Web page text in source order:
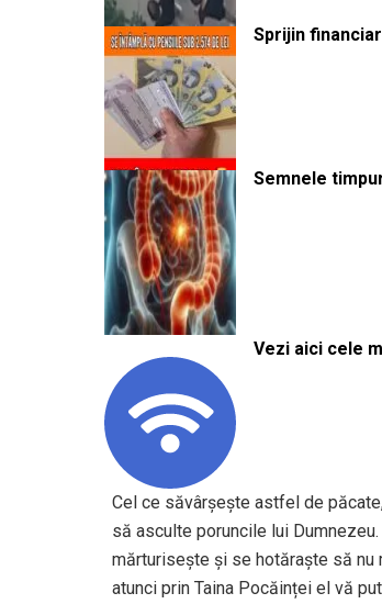
Sprijin
Semnele
Vezi aici cele
Cel ce săvârșește astfel de
să asculte poruncile lui
mărturisește și se hotăraște să nu
atunci prin Taina Pocăinței el vă